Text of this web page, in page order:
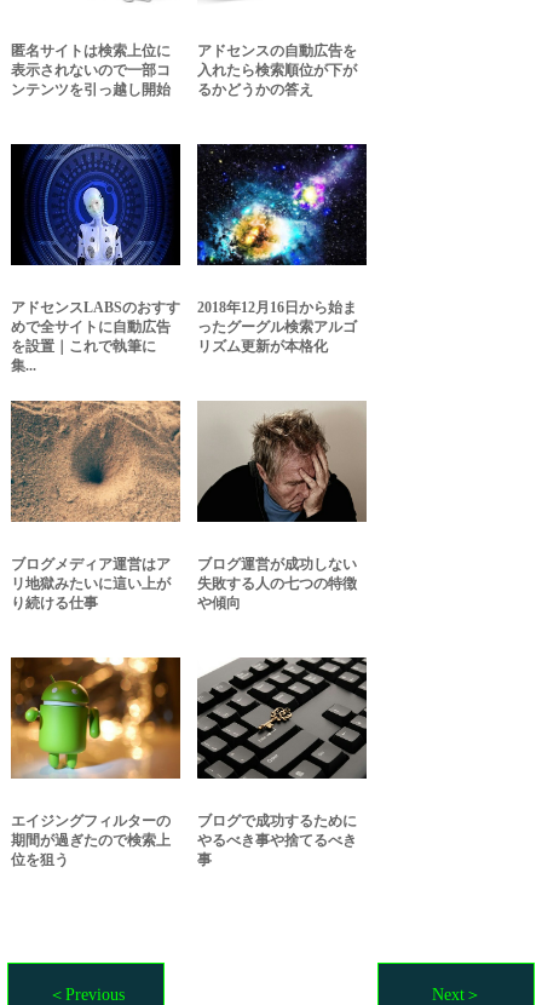
匿名サイトは検索上位に
表示されないので一部コ
ンテンツを引っ越し開始
アドセンスの自動広告を
入れたら検索順位が下が
るかどうかの答え
アドセンスLABSのおすす
めで全サイトに自動広告
を設置｜これで執筆に
集...
2018年12月16日から始ま
ったグーグル検索アルゴ
リズム更新が本格化
ブログメディア運営はア
リ地獄みたいに這い上が
り続ける仕事
ブログ運営が成功しない
失敗する人の七つの特徴
や傾向
エイジングフィルターの
期間が過ぎたので検索上
位を狙う
ブログで成功するために
やるべき事や捨てるべき
事
＜Previous Next＞